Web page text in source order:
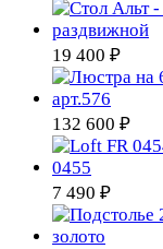
19 400 ₽
132 600 ₽
7 490 ₽